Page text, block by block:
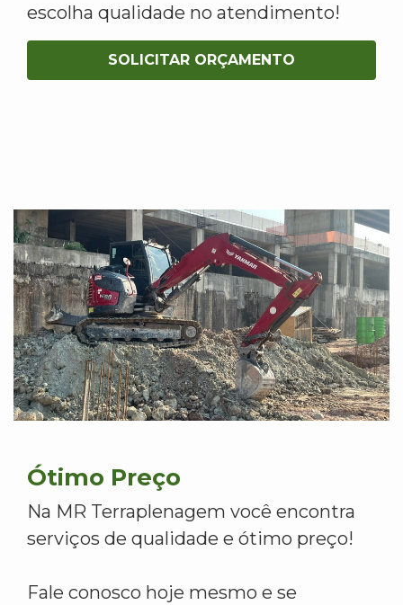
escolha qualidade no atendimento!
SOLICITAR ORÇAMENTO
Ótimo Preço
Na MR Terraplenagem você encontra
serviços de qualidade e ótimo preço!
Fale conosco hoje mesmo e se